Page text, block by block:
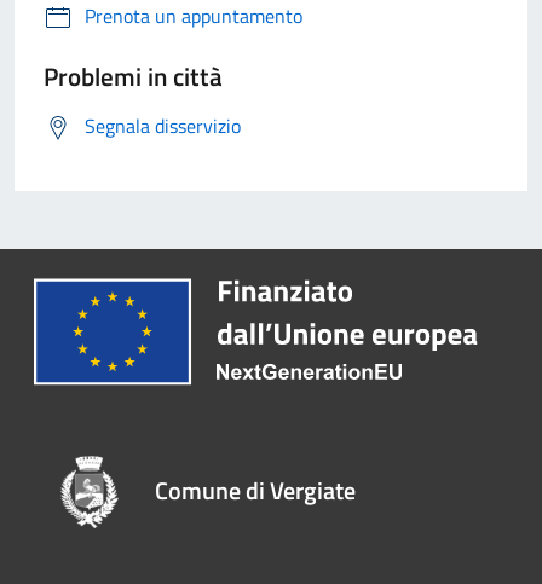
Prenota un appuntamento
Problemi in città
Segnala disservizio
Comune di Vergiate